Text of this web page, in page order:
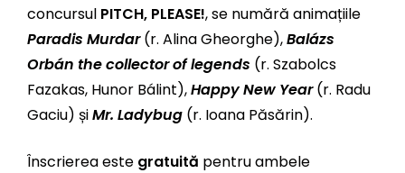
concursul PITCH, PLEASE!, se numără animațiile
Paradis Murdar(r. Alina Gheorghe),Balázs
Orbán the collector of legends (r. Szabolcs
Fazakas, Hunor Bálint),Happy New Year(r. Radu
Gaciu) șiMr. Ladybug (r. Ioana Păsărin).
Înscrierea este gratuită pentru ambele